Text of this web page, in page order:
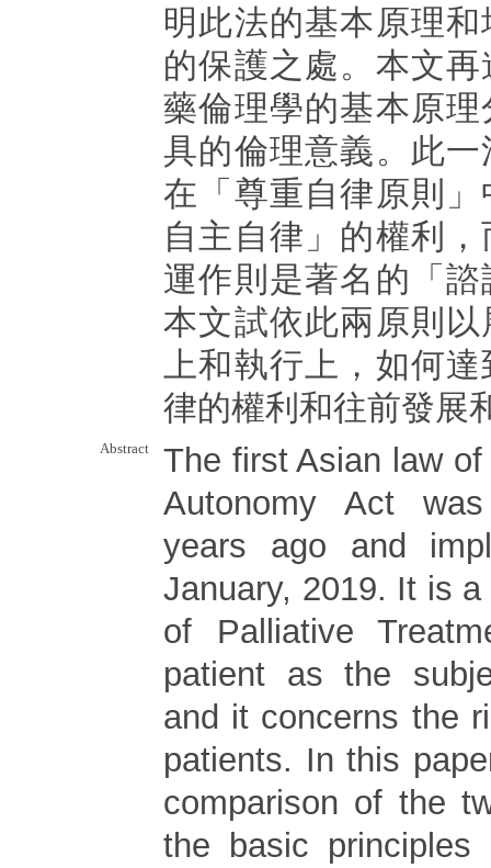
明此法的基本原理
的保護之處。本文
藥倫理學的基本原
具的倫理意義。此
在「尊重自律原則
自主自律」的權利
運作則是著名的「
本文試依此兩原則
上和執行上，如何
律的權利和往前發展
Abstract
The first Asian law
Autonomy Act
years ago and
January, 2019. It is
of Palliative
patient as the
and it concerns the
patients. In this
comparison of the
the basic